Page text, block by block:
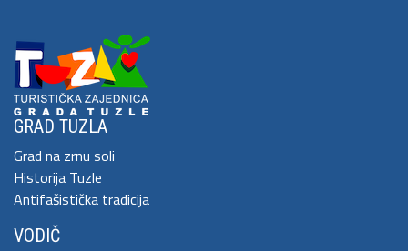
GRAD TUZLA
Grad na zrnu soli
Historija Tuzle
Antifašistička tradicija
VODIČ